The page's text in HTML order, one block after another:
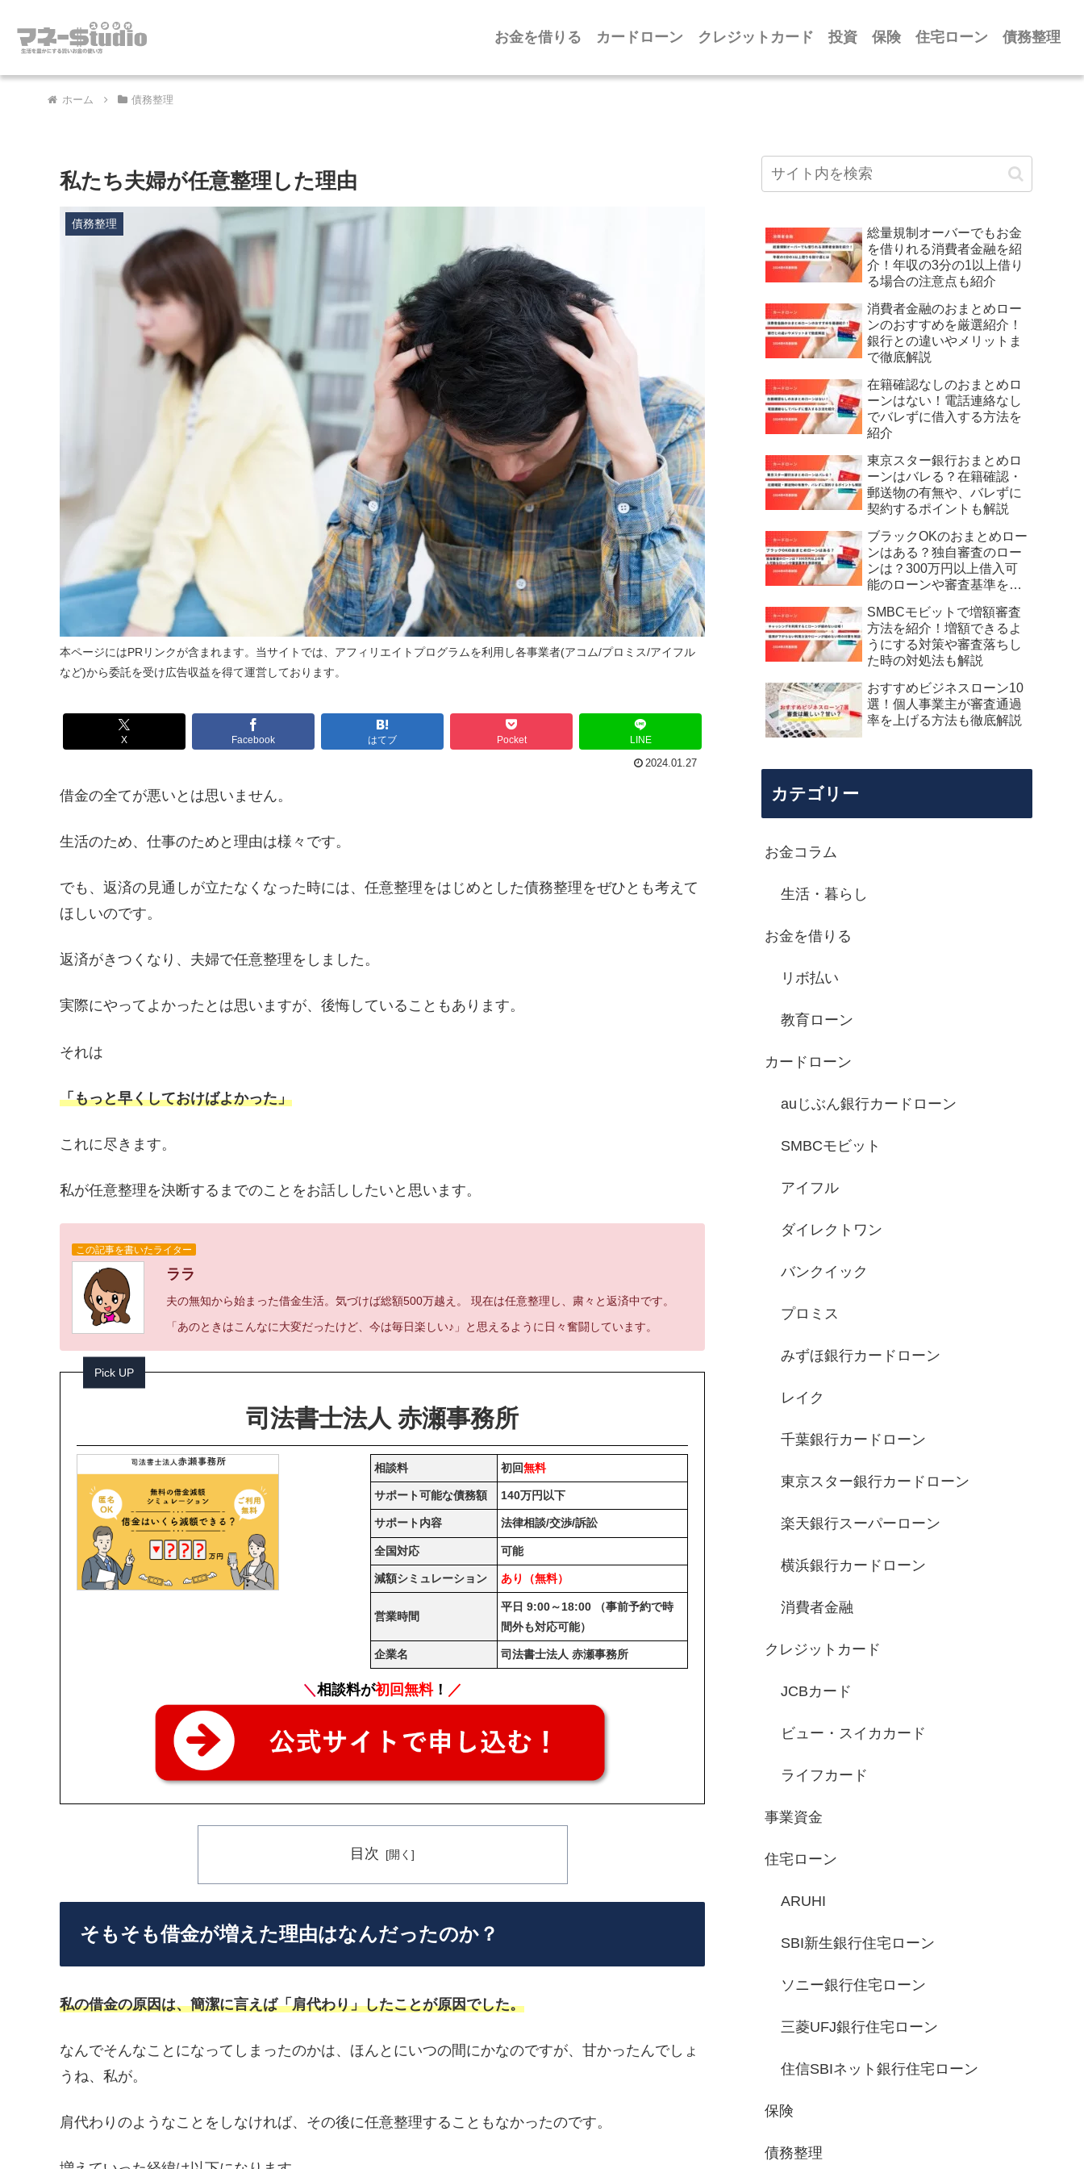
お金を借りる カードローン クレジットカード 投資 保険 住宅ローン 債務整理
ホーム 債務整理
私たち夫婦が任意整理した理由
本ページにはPRリンクが含まれます。当サイトでは、アフィリエイトプログラムを利用し各事業者(アコム/プロミス/アイフル
など)から委託を受け広告収益を得て運営しております。
債務整理
X Facebook はてブ Pocket LINE
2024.01.27
借金の全てが悪いとは思いません。
生活のため、仕事のためと理由は様々です。
でも、返済の見通しが立たなくなった時には、任意整理をはじめとした債務整理をぜひとも考えて
ほしいのです。
返済がきつくなり、夫婦で任意整理をしました。
実際にやってよかったとは思いますが、後悔していることもあります。
それは
「もっと早くしておけばよかった」
これに尽きます。
私が任意整理を決断するまでのことをお話ししたいと思います。
この記事を書いたライター
ララ
夫の無知から始まった借金生活。気づけば総額500万越え。 現在は任意整理し、粛々と返済中です。
「あのときはこんなに大変だったけど、今は毎日楽しい♪」と思えるように日々奮闘しています。
Pick UP
司法書士法人 赤瀬事務所
相談料 初回無料
サポート可能な債務額 140万円以下
サポート内容 法律相談/交渉/訴訟
全国対応 可能
減額シミュレーション あり（無料）
営業時間
平日 9:00～18:00 （事前予約で時
間外も対応可能）
企業名 司法書士法人 赤瀬事務所
＼相談料が初回無料！ ／
目次
そもそも借金が増えた理由はなんだったのか？
私の借金の原因は、簡潔に言えば「肩代わり」したことが原因でした。
なんでそんなことになってしまったのかは、ほんとにいつの間にかなのですが、甘かったんでしょ
うね、私が。
肩代わりのようなことをしなければ、その後に任意整理することもなかったのです。
総量規制オーバーでもお金
を借りれる消費者金融を紹
介！年収の3分の1以上借り
る場合の注意点も紹介
消費者金融のおまとめロー
ンのおすすめを厳選紹介！
銀行との違いやメリットま
で徹底解説
在籍確認なしのおまとめロ
ーンはない！電話連絡なし
でバレずに借入する方法を
紹介
東京スター銀行おまとめロ
ーンはバレる？在籍確認・
郵送物の有無や、バレずに
契約するポイントも解説
ブラックOKのおまとめロー
ンはある？独自審査のロー
ンは？300万円以上借入可
能のローンや審査基準を徹
SMBCモビットで増額審査
方法を紹介！増額できるよ
うにする対策や審査落ちし
た時の対処法も解説
おすすめビジネスローン10
選！個人事業主が審査通過
率を上げる方法も徹底解説
カテゴリー
お金コラム
生活・暮らし
お金を借りる
リボ払い
教育ローン
カードローン
auじぶん銀行カードローン
SMBCモビット
アイフル
ダイレクトワン
バンクイック
プロミス
みずほ銀行カードローン
レイク
千葉銀行カードローン
東京スター銀行カードローン
楽天銀行スーパーローン
横浜銀行カードローン
消費者金融
クレジットカード
JCBカード
ビュー・スイカカード
ライフカード
事業資金
住宅ローン
ARUHI
SBI新生銀行住宅ローン
ソニー銀行住宅ローン
三菱UFJ銀行住宅ローン
住信SBIネット銀行住宅ローン
保険
債務整理